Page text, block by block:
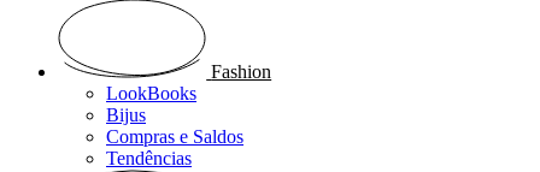
Fashion
LookBooks
Bijus
Compras e Saldos
Tendências